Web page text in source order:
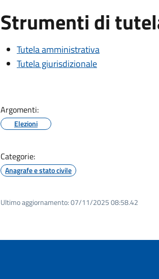
Strumenti di
Tutela amministrativa
Tutela giurisdizionale
Argomenti:
Elezioni
Categorie:
Anagrafe e stato civile
Ultimo aggiornamento:07/11/2025 08:58.42